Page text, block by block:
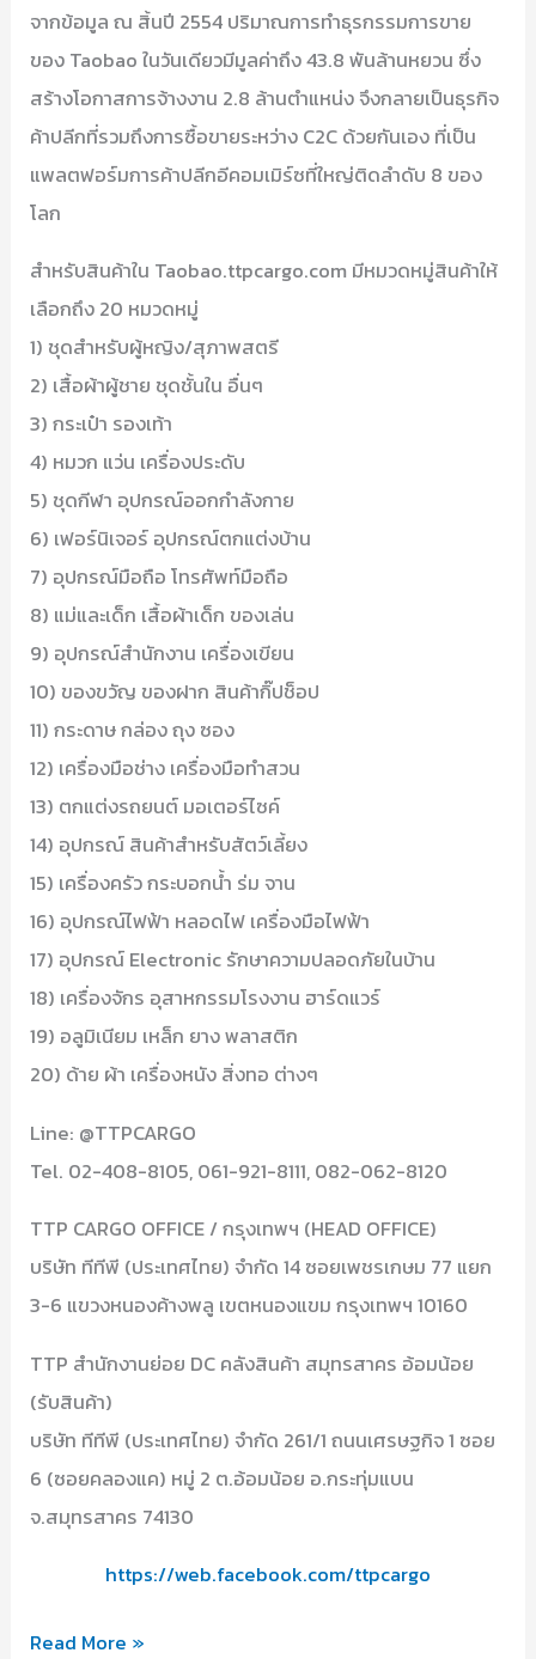
จากข้อมูล ณ สิ้นปี 2554 ปริมาณการทำธุรกรรมการขาย
ของ Taobao ในวันเดียวมีมูลค่าถึง 43.8 พันล้านหยวน ซึ่ง
สร้างโอกาสการจ้างงาน 2.8 ล้านตำแหน่ง จึงกลายเป็นธุรกิจ
ค้าปลีกที่รวมถึงการซื้อขายระหว่าง C2C ด้วยกันเอง ที่เป็น
แพลตฟอร์มการค้าปลีกอีคอมเมิร์ซที่ใหญ่ติดลำดับ 8 ของ
โลก
สำหรับสินค้าใน Taobao.ttpcargo.com มีหมวดหมู่สินค้าให้
เลือกถึง 20 หมวดหมู่
1) ชุดสำหรับผู้หญิง/สุภาพสตรี
2) เสื้อผ้าผู้ชาย ชุดชั้นใน อื่นๆ
3) กระเป๋า รองเท้า
4) หมวก แว่น เครื่องประดับ
5) ชุดกีฬา อุปกรณ์ออกกำลังกาย
6) เฟอร์นิเจอร์ อุปกรณ์ตกแต่งบ้าน
7) อุปกรณ์มือถือ โทรศัพท์มือถือ
8) แม่และเด็ก เสื้อผ้าเด็ก ของเล่น
9) อุปกรณ์สำนักงาน เครื่องเขียน
10) ของขวัญ ของฝาก สินค้ากิ๊ปช็อป
11) กระดาษ กล่อง ถุง ซอง
12) เครื่องมือช่าง เครื่องมือทำสวน
13) ตกแต่งรถยนต์ มอเตอร์ไซค์
14) อุปกรณ์ สินค้าสำหรับสัตว์เลี้ยง
15) เครื่องครัว กระบอกน้ำ ร่ม จาน
16) อุปกรณ์ไฟฟ้า หลอดไฟ เครื่องมือไฟฟ้า
17) อุปกรณ์ Electronic รักษาความปลอดภัยในบ้าน
18) เครื่องจักร อุสาหกรรมโรงงาน ฮาร์ดแวร์
19) อลูมิเนียม เหล็ก ยาง พลาสติก
20) ด้าย ผ้า เครื่องหนัง สิ่งทอ ต่างๆ
Line: @TTPCARGO
Tel. 02-408-8105, 061-921-8111, 082-062-8120
TTP CARGO OFFICE / กรุงเทพฯ (HEAD OFFICE)
บริษัท ทีทีพี (ประเทศไทย) จำกัด 14 ซอยเพชรเกษม 77 แยก
3-6 แขวงหนองค้างพลู เขตหนองแขม กรุงเทพฯ 10160
TTP สำนักงานย่อย DC คลังสินค้า สมุทรสาคร อ้อมน้อย
(รับสินค้า)
บริษัท ทีทีพี (ประเทศไทย) จำกัด 261/1 ถนนเศรษฐกิจ 1 ซอย
6 (ซอยคลองแค) หมู่ 2 ต.อ้อมน้อย อ.กระทุ่มแบน
จ.สมุทรสาคร 74130
https://web.facebook.com/ttpcargo
TTPcargo
Read More »